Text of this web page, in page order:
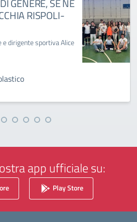
GENERE, SE NE
RISPOLI-
e dirigente sportiva Alice
app ufficiale su:
Play Store